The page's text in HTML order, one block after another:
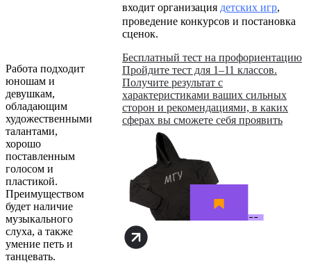
входит организация детских игр,
проведение конкурсов и постановка
сценок.
Работа подходит
юношам и
девушкам,
обладающим
художественными
талантами,
хорошо
поставленным
голосом и
пластикой.
Преимуществом
будет наличие
музыкального
слуха, а также
умение петь и
танцевать.
Бесплатный тест на профориентацию
Пройдите тест для 1–11 классов.
Получите результат с
характеристиками ваших сильных
сторон и рекомендациями, в каких
сферах вы сможете себя проявить